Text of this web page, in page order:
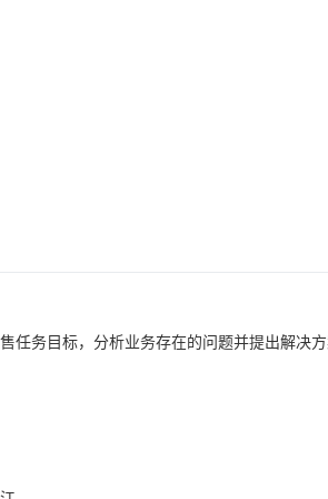
任务目标，分析业务存在的问题并提出解决